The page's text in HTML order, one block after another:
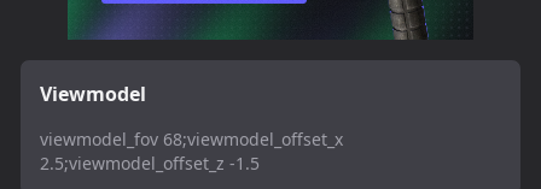
Viewmodel
viewmodel_fov 68;viewmodel_offset_x
2.5;viewmodel_offset_z -1.5